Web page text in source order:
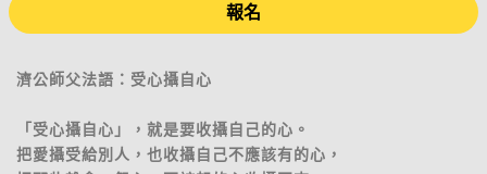
報名
濟公師父法語：受心攝自心
「受心攝自心」，就是要收攝自己的心。
把愛攝受給別人，也收攝自己不應該有的心，